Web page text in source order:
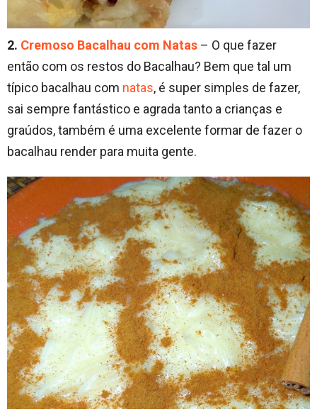
2. Cremoso Bacalhau com Natas – O que fazer
então com os restos do Bacalhau? Bem que tal um
típico bacalhau com natas, é super simples de fazer,
sai sempre fantástico e agrada tanto a crianças e
graúdos, também é uma excelente formar de fazer o
bacalhau render para muita gente.